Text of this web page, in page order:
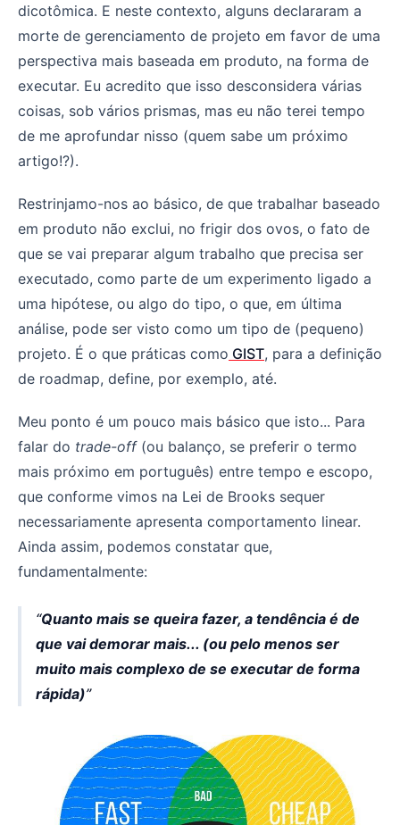
dicotômica. E neste contexto, alguns declararam a
morte de gerenciamento de projeto em favor de uma
perspectiva mais baseada em produto, na forma de
executar. Eu acredito que isso desconsidera várias
coisas, sob vários prismas, mas eu não terei tempo
de me aprofundar nisso (quem sabe um próximo
artigo!?).
Restrinjamo-nos ao básico, de que trabalhar baseado
em produto não exclui, no frigir dos ovos, o fato de
que se vai preparar algum trabalho que precisa ser
executado, como parte de um experimento ligado a
uma hipótese, ou algo do tipo, o que, em última
análise, pode ser visto como um tipo de (pequeno)
projeto. É o que práticas como GIST, para a definição
de roadmap, define, por exemplo, até.
Meu ponto é um pouco mais básico que isto... Para
falar do trade-off(ou balanço, se preferir o termo
mais próximo em português) entre tempo e escopo,
que conforme vimos na Lei de Brooks sequer
necessariamente apresenta comportamento linear.
Ainda assim, podemos constatar que,
fundamentalmente:
Quanto mais se queira fazer, a tendência é de
que vai demorar mais... (ou pelo menos ser
muito mais complexo de se executar de forma
rápida)